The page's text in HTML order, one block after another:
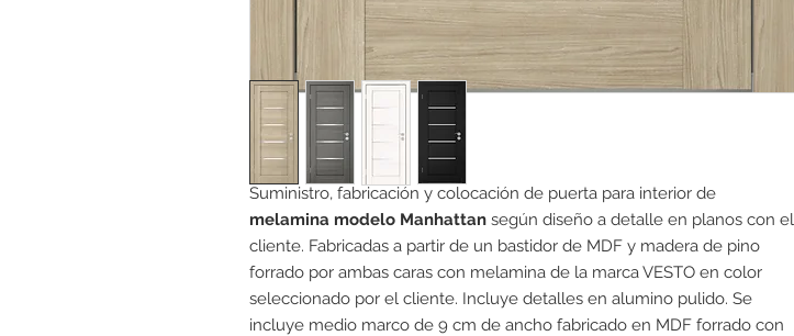
Suministro, fabricación y colocación de puerta para interior de
melamina modelo Manhattan según diseño a detalle en planos con el
cliente. Fabricadas a partir de un bastidor de MDF y madera de pino
forrado por ambas caras con melamina de la marca VESTO en color
seleccionado por el cliente. Incluye detalles en alumino pulido. Se
incluye medio marco de 9 cm de ancho fabricado en MDF forrado con